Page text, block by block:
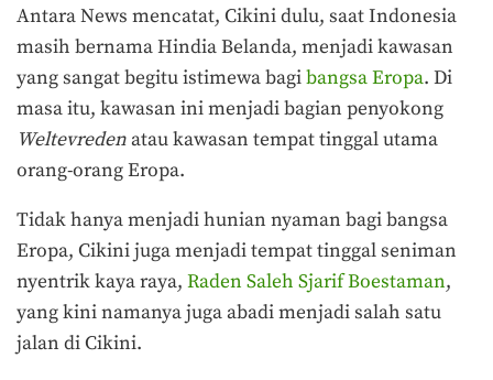
Antara News mencatat, Cikini dulu, saat Indonesia
masih bernama Hindia Belanda, menjadi kawasan
yang sangat begitu istimewa bagibangsa Eropa. Di
masa itu, kawasan ini menjadi bagian penyokong
Weltevredenatau kawasan tempat tinggal utama
orang-orang Eropa.
Tidak hanya menjadi hunian nyaman bagi bangsa
Eropa, Cikini juga menjadi tempat tinggal seniman
nyentrik kaya raya, Raden Saleh Sjarif Boestaman,
yang kini namanya juga abadi menjadi salah satu
jalan di Cikini.